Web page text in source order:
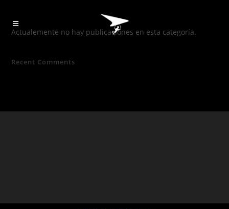
Actualemente no hay publicaciones en esta categoría.
Recent Comments